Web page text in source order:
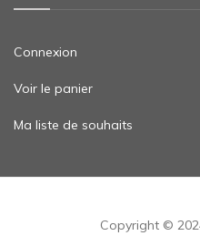
Connexion
Voir le panier
Ma liste de souhaits
Copyright ©